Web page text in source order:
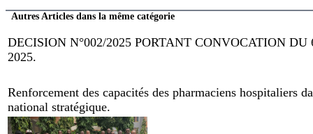
Autres Articles dans la même catégorie
DECISION N°002/2025 PORTANT CONVOCATION
2025.
Renforcement des capacités des pharmaciens hospitaliers
national stratégique.